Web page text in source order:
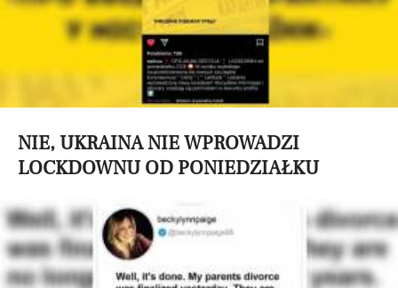
NIE, UKRAINA NIE WPROWADZI
LOCKDOWNU OD PONIEDZIAŁKU